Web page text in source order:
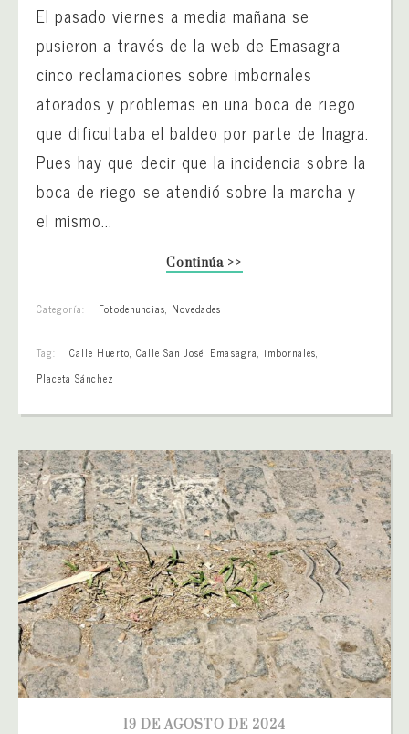
El pasado viernes a media mañana se
pusieron a través de la web de Emasagra
cinco reclamaciones sobre imbornales
atorados y problemas en una boca de riego
que dificultaba el baldeo por parte de Inagra.
Pues hay que decir que la incidencia sobre la
boca de riego se atendió sobre la marcha y
el mismo...
Continúa >>
Categoría: Fotodenuncias, Novedades
Tag: Calle Huerto, Calle San José, Emasagra, imbornales,
Placeta Sánchez
19 DE AGOSTO DE 2024